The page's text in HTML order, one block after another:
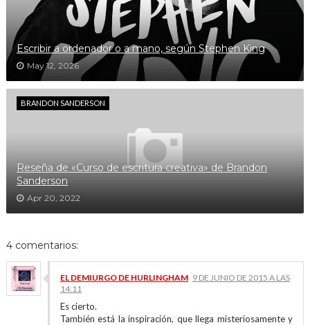
Escribir a ordenador o a mano, según Stephen King
May 12, 2026
BRANDON SANDERSON
Reseña de «Curso de escritura creativa» de Brandon
Sanderson
Apr 20, 2022
4 comentarios:
EL DEMIURGO DE HURLINGHAM 9 DE JUNIO DE 2015 A LAS
14:11
Es cierto.
También está la inspiración, que llega misteriosamente y